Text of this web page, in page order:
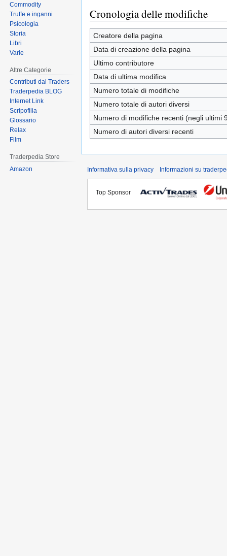
Cronologia delle modifiche
Creatore della pagina
Data di creazione della pagina
Ultimo contributore
Data di ultima modifica
Numero totale di modifiche
Numero totale di autori diversi
Numero di modifiche recenti (negli ultimi
Numero di autori diversi recenti
Commodity
Truffe e inganni
Psicologia
Storia
Libri
Varie
Altre Categorie
Contributi dai Traders
Traderpedia BLOG
Internet Link
Scripofilia
Glossario
Relax
Film
Traderpedia Store
Amazon
Informativa sulla privacy Informazioni su
Top Sponsor